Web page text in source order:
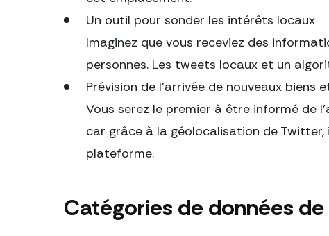
Un outil pour sonder les intérêts locaux
Imaginez que vous receviez des
personnes. Les tweets locaux et un
Prévision de l'arrivée de nouveaux biens
Vous serez le premier à être informé de
car grâce à la géolocalisation de
plateforme.
Catégories de données